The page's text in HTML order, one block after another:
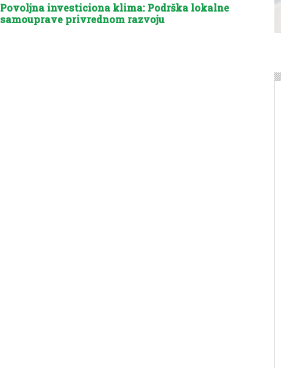
Povoljna investiciona klima: Podrška lokalne
samouprave privrednom razvoju